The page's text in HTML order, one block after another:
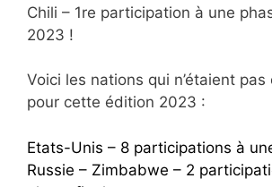
Chili – 1re participation à une
2023 !
Voici les nations qui n’étaient pas
pour cette édition 2023 :
Etats-Unis – 8 participations à
Russie – Zimbabwe – 2